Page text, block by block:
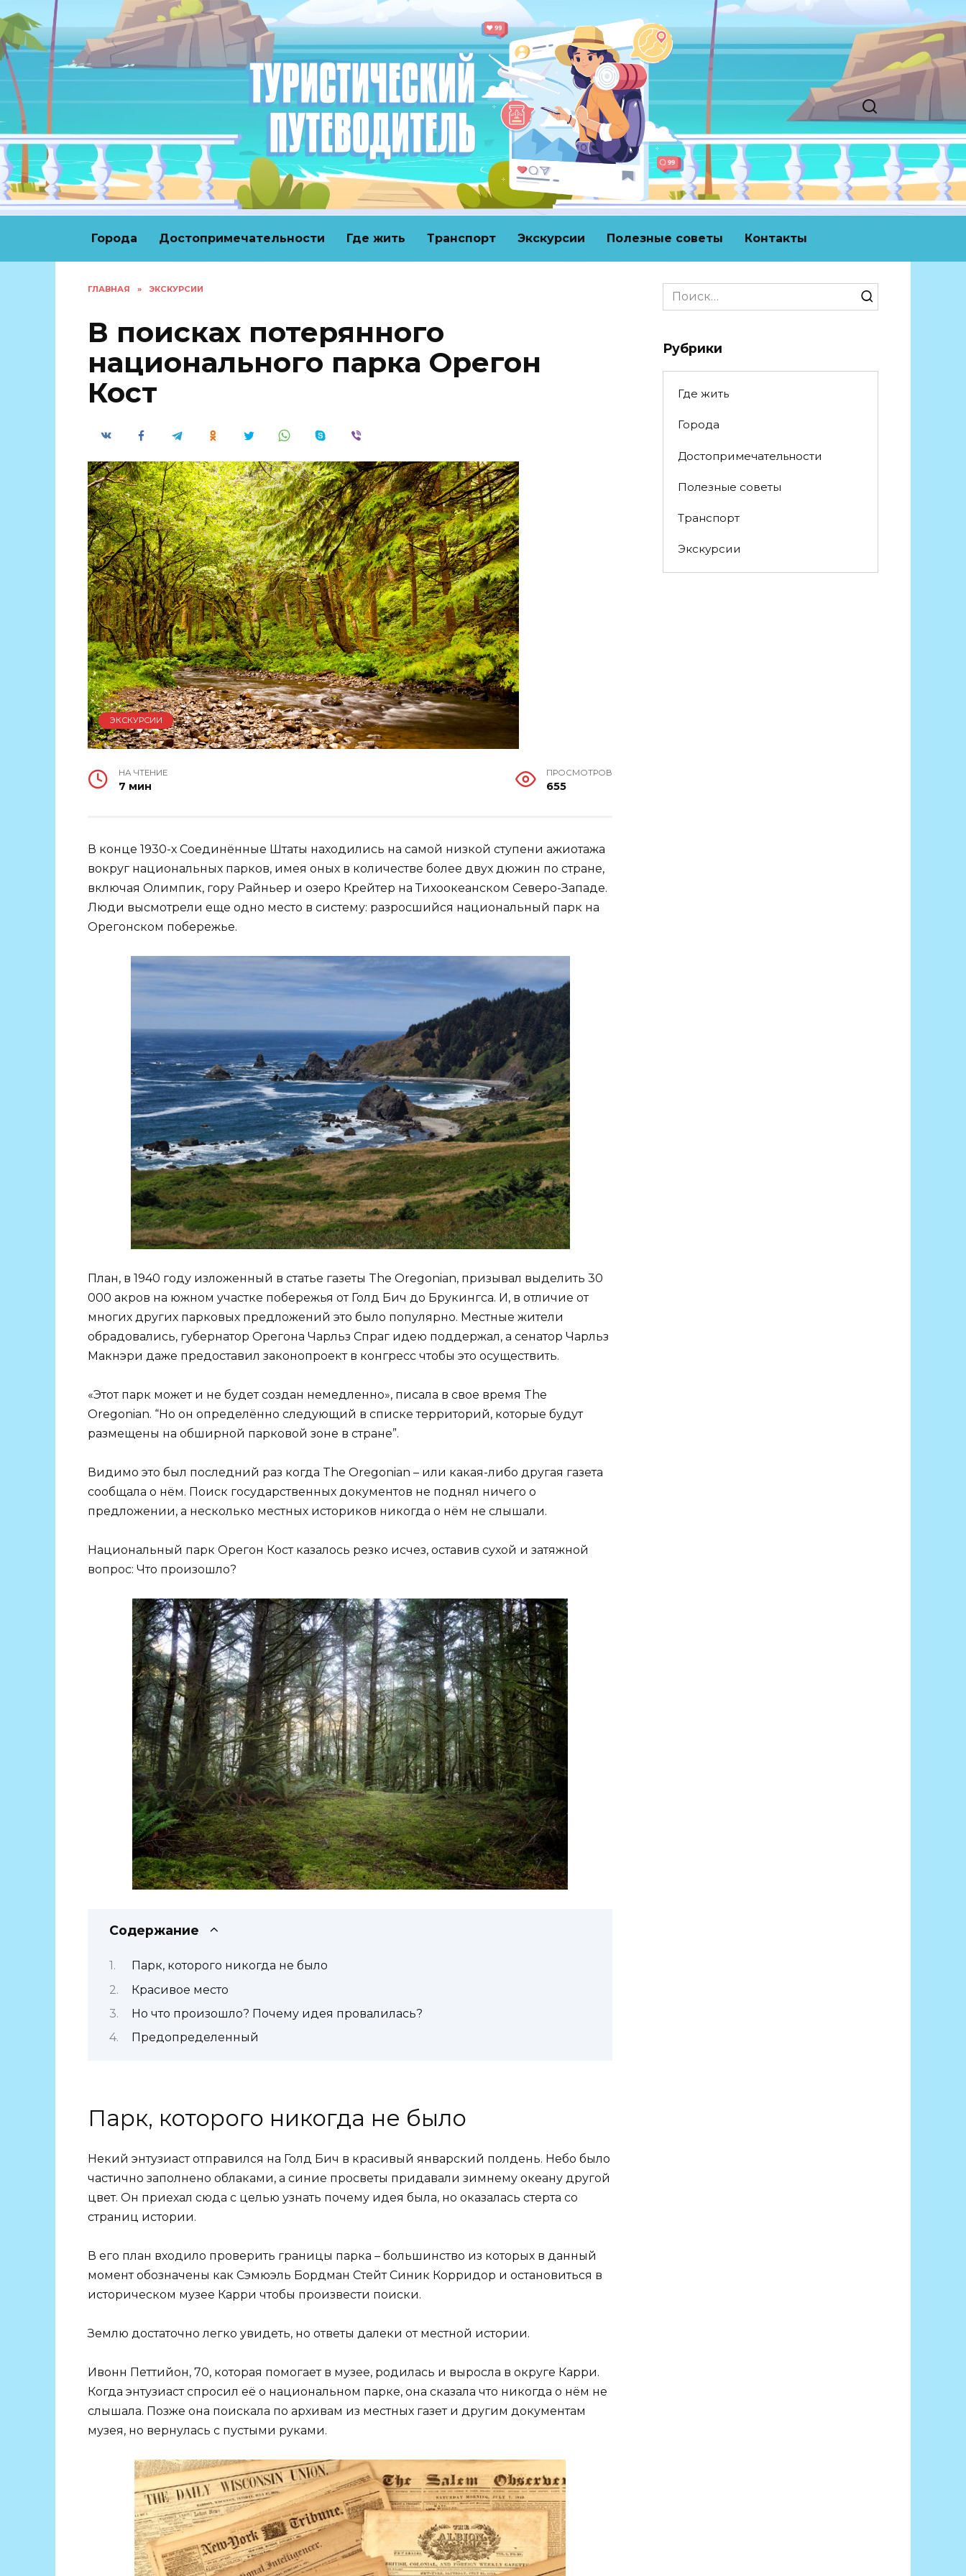
к
содержанию
Города Достопримечательности Где жить Транспорт Экскурсии Полезные советы Контакты
ГЛАВНАЯ » ЭКСКУРСИИ
В поисках потерянного
национального парка Орегон
Кост
ЭКСКУРСИИ
НА ЧТЕНИЕ
7 мин
ПРОСМОТРОВ
655
В конце 1930-х Соединённые Штаты находились на самой низкой ступени ажиотажа
вокруг национальных парков, имея оных в количестве более двух дюжин по стране,
включая Олимпик, гору Райньер и озеро Крейтер на Тихоокеанском Северо-Западе.
Люди высмотрели еще одно место в систему: разросшийся национальный парк на
Орегонском побережье.
План, в 1940 году изложенный в статье газеты The Oregonian, призывал выделить 30
000 акров на южном участке побережья от Голд Бич до Брукингса. И, в отличие от
многих других парковых предложений это было популярно. Местные жители
обрадовались, губернатор Орегона Чарльз Спраг идею поддержал, а сенатор Чарльз
Макнэри даже предоставил законопроект в конгресс чтобы это осуществить.
«Этот парк может и не будет создан немедленно», писала в свое время The
Oregonian. “Но он определённо следующий в списке территорий, которые будут
размещены на обширной парковой зоне в стране”.
Видимо это был последний раз когда The Oregonian – или какая-либо другая газета
сообщала о нём. Поиск государственных документов не поднял ничего о
предложении, а несколько местных историков никогда о нём не слышали.
Национальный парк Орегон Кост казалось резко исчез, оставив сухой и затяжной
вопрос: Что произошло?
Содержание
Парк, которого никогда не было
Красивое место
Но что произошло? Почему идея провалилась?
Предопределенный
Парк, которого никогда не было
Некий энтузиаст отправился на Голд Бич в красивый январский полдень. Небо было
частично заполнено облаками, а синие просветы придавали зимнему океану другой
цвет. Он приехал сюда с целью узнать почему идея была, но оказалась стерта со
страниц истории.
В его план входило проверить границы парка – большинство из которых в данный
момент обозначены как Сэмюэль Бордман Стейт Синик Корридор и остановиться в
историческом музее Карри чтобы произвести поиски.
Землю достаточно легко увидеть, но ответы далеки от местной истории.
Ивонн Петтийон, 70, которая помогает в музее, родилась и выросла в округе Карри.
Когда энтузиаст спросил её о национальном парке, она сказала что никогда о нём не
слышала. Позже она поискала по архивам из местных газет и другим документам
музея, но вернулась с пустыми руками.
Search
for:
Рубрики
Где жить
Города
Достопримечательности
Полезные советы
Транспорт
Экскурсии